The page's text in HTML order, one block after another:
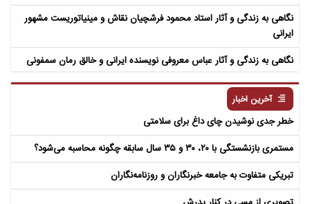
نگاهی به زندگی و آثار استاد محمود فرشچیان نقاش و مینیاتوریست مشهور
ایرانی
نگاهی به زندگی و آثار عباس معروفی نویسنده ایرانی و خالق رمان سمفونی
آخرین اخبار
خطر جدی نوشیدن چای داغ برای سلامتی
مستمری بازنشستگی با ۲۰، ۳۰ و ۳۵ سال سابقه چگونه محاسبه می‌شود؟
تبریکی متفاوت به جامعه خبرنگاران و روزنامه‌نگاران